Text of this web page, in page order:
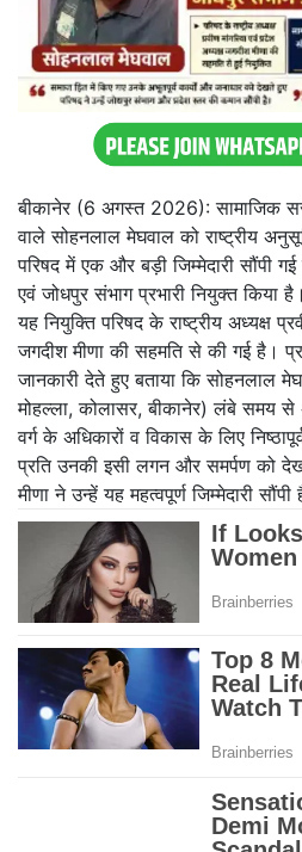
Home बीकानेर
सोहनलाल मेघवाल
प्रदेश सचिव, जोधपुर
की भी मिली जिम्मेदारी
ByUMESH PUROHIT Aug 6, 2026,
बीकानेर (6 अगस्त 2026): सामाजिक
और बड़ी जिम्मेदारी सौंपी गई है। परिषद ने